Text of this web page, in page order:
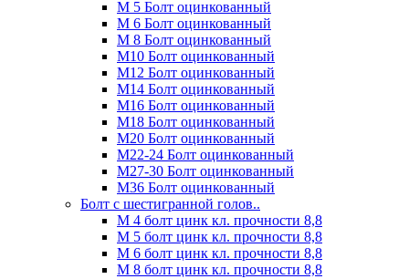
М 5 Болт оцинкованный
М 6 Болт оцинкованный
М 8 Болт оцинкованный
М10 Болт оцинкованный
М12 Болт оцинкованный
М14 Болт оцинкованный
М16 Болт оцинкованный
М18 Болт оцинкованный
М20 Болт оцинкованный
М22-24 Болт оцинкованный
М27-30 Болт оцинкованный
М36 Болт оцинкованный
Болт с шестигранной голов..
М 4 болт цинк кл. прочности 8,8
М 5 болт цинк кл. прочности 8,8
М 6 болт цинк кл. прочности 8,8
М 8 болт цинк кл. прочности 8,8